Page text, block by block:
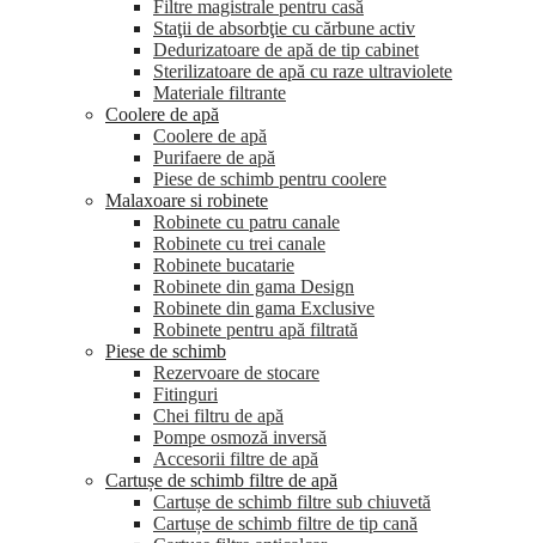
Filtre magistrale pentru casă
Staţii de absorbţie cu cărbune activ
Dedurizatoare de apă de tip cabinet
Sterilizatoare de apă cu raze ultraviolete
Materiale filtrante
Coolere de apă
Сoolere de apă
Purifaere de apă
Piese de schimb pentru coolere
Malaxoare si robinete
Robinete cu patru canale
Robinete cu trei canale
Robinete bucatarie
Robinete din gama Design
Robinete din gama Exclusive
Robinete pentru apă filtrată
Piese de schimb
Rezervoare de stocare
Fitinguri
Chei filtru de apă
Pompe osmoză inversă
Accesorii filtre de apă
Cartușe de schimb filtre de apă
Cartușe de schimb filtre sub chiuvetă
Cartușe de schimb filtre de tip cană